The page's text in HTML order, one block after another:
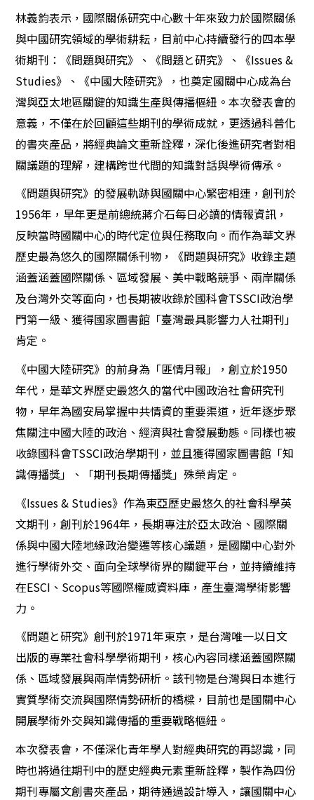
林義鈞表示，國際關係研究中心數十年來致力於國際關係
與中國研究領域的學術耕耘，目前中心持續發行的四本學
術期刊：《問題與研究》、《問題と研究》、《Issues &
Studies》、《中國大陸研究》，也奠定國關中心成為台
灣與亞太地區關鍵的知識生產與傳播樞紐。本次發表會的
意義，不僅在於回顧這些期刊的學術成就，更透過科普化
的書夾產品，將經典論文重新詮釋，深化後進研究者對相
關議題的理解，建構跨世代間的知識對話與學術傳承。
《問題與研究》的發展軌跡與國關中心緊密相連，創刊於
1956年，早年更是前總統蔣介石每日必讀的情報資訊，
反映當時國關中心的時代定位與任務取向。而作為華文界
歷史最為悠久的國際關係刊物，《問題與研究》收錄主題
涵蓋涵蓋國際關係、區域發展、美中戰略競爭、兩岸關係
及台灣外交等面向，也長期被收錄於國科會TSSCI政治學
門第一級、獲得國家圖書館「臺灣最具影響力人社期刊」
肯定。
《中國大陸研究》的前身為「匪情月報」，創立於1950
年代，是華文界歷史最悠久的當代中國政治社會研究刊
物，早年為國安局掌握中共情資的重要渠道，近年逐步聚
焦關注中國大陸的政治、經濟與社會發展動態。同樣也被
收錄國科會TSSCI政治學期刊，並且獲得國家圖書館「知
識傳播獎」、「期刊長期傳播獎」殊榮肯定。
《Issues & Studies》作為東亞歷史最悠久的社會科學英
文期刊，創刊於1964年，長期專注於亞太政治、國際關
係與中國大陸地緣政治變遷等核心議題，是國關中心對外
進行學術外交、面向全球學術界的關鍵平台，並持續維持
在ESCI、Scopus等國際權威資料庫，產生臺灣學術影響
力。
《問題と研究》創刊於1971年東京，是台灣唯一以日文
出版的專業社會科學學術期刊，核心內容同樣涵蓋國際關
係、區域發展與兩岸情勢研析。該刊物是台灣與日本進行
實質學術交流與國際情勢研析的橋樑，目前也是國關中心
開展學術外交與知識傳播的重要戰略樞紐。
本次發表會，不僅深化青年學人對經典研究的再認識，同
時也將過往期刊中的歷史經典元素重新詮釋，製作為四份
期刊專屬文創書夾產品，期待通過設計導入，讓國關中心